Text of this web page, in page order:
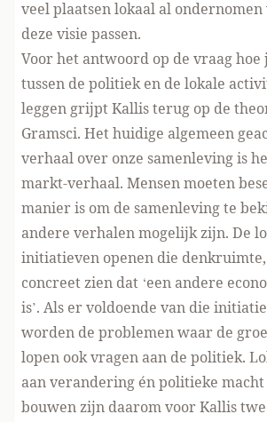
veel plaatsen lokaal al
deze visie passen.
Voor het antwoord op de vraag
tussen de politiek en de lokale
leggen grijpt Kallis terug op de
Gramsci. Het huidige algemeen
verhaal over onze samenleving is
markt-verhaal. Mensen moeten
manier is om de samenleving te
andere verhalen mogelijk zijn. De
initiatieven openen die
concreet zien dat ‘een andere
is’. Als er voldoende van die
worden de problemen waar de
lopen ook vragen aan de politiek.
aan verandering én politieke
bouwen zijn daarom voor Kallis